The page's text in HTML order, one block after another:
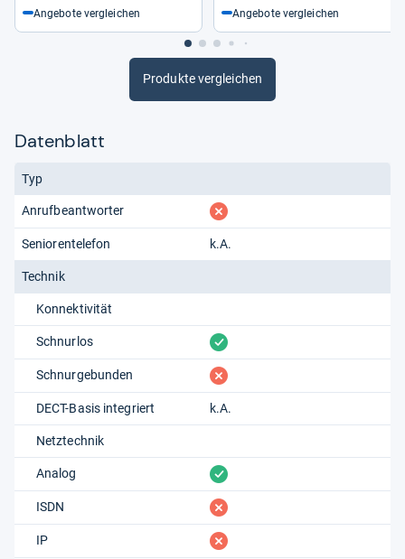
Angebote vergleichen Angebote vergleichen
Produkte vergleichen
Datenblatt
Typ
Anrufbeantworter fehlt
Seniorentelefon k.A.
Technik
Konnektivität
Schnurlos vorhanden
Schnurgebunden fehlt
DECT-Basis integriert k.A.
Netztechnik
Analog vorhanden
ISDN fehlt
IP fehlt